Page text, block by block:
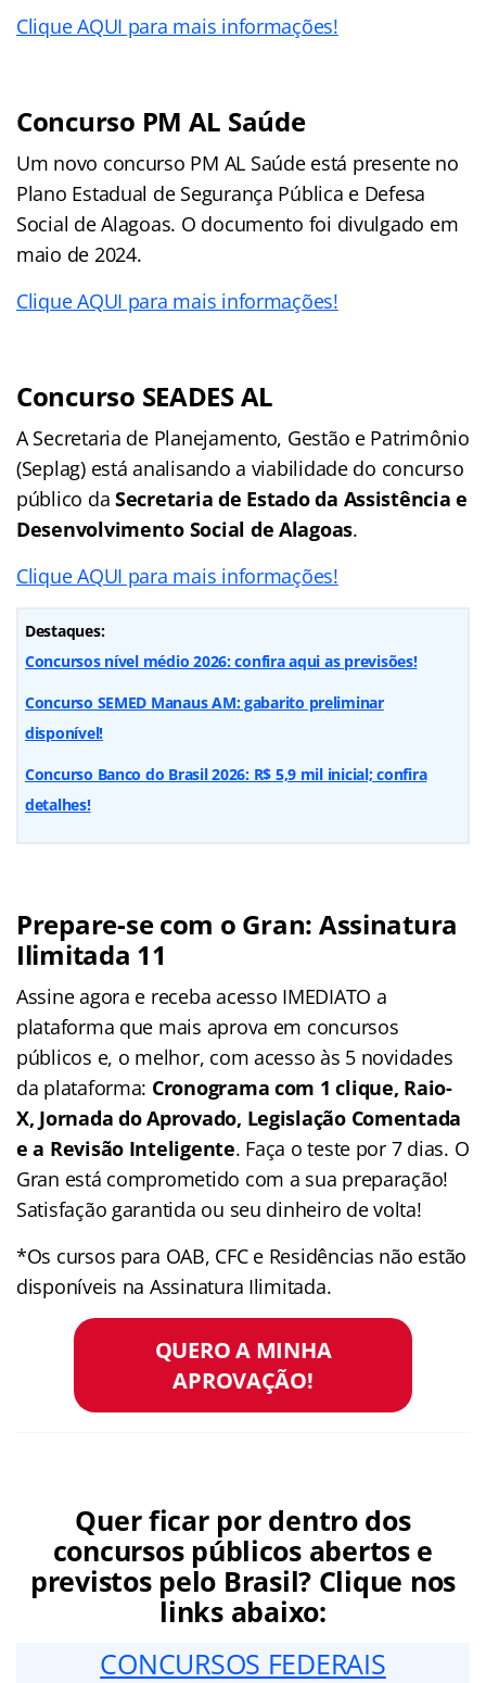
Clique AQUI para mais informações!
Concurso PM AL Saúde
Um novo concurso PM AL Saúde está presente no
Plano Estadual de Segurança Pública e Defesa
Social de Alagoas. O documento foi divulgado em
maio de 2024.
Clique AQUI para mais informações!
Concurso SEADES AL
A Secretaria de Planejamento, Gestão e Patrimônio
(Seplag) está analisando a viabilidade do concurso
público daSecretaria de Estado da Assistência e
Desenvolvimento Social de Alagoas.
Clique AQUI para mais informações!
Destaques:
Concursos nível médio 2026: confira aqui as previsões!
Concurso SEMED Manaus AM: gabarito preliminar
disponível!
Concurso Banco do Brasil 2026: R$ 5,9 mil inicial; confira
detalhes!
Prepare-se com o Gran: Assinatura
Ilimitada 11
Assine agora e receba acesso IMEDIATO a
plataforma que mais aprova em concursos
públicos e, o melhor, com acesso às 5 novidades
da plataforma: Cronograma com 1 clique, Raio-
X, Jornada do Aprovado, Legislação Comentada
e a Revisão Inteligente. Faça o teste por 7 dias. O
Gran está comprometido com a sua preparação!
Satisfação garantida ou seu dinheiro de volta!
*Os cursos para OAB, CFC e Residências não estão
disponíveis na Assinatura Ilimitada.
QUERO A MINHA
APROVAÇÃO!
Quer ficar por dentro dos
concursos públicos abertos e
previstos pelo Brasil? Clique nos
links abaixo:
CONCURSOS FEDERAIS